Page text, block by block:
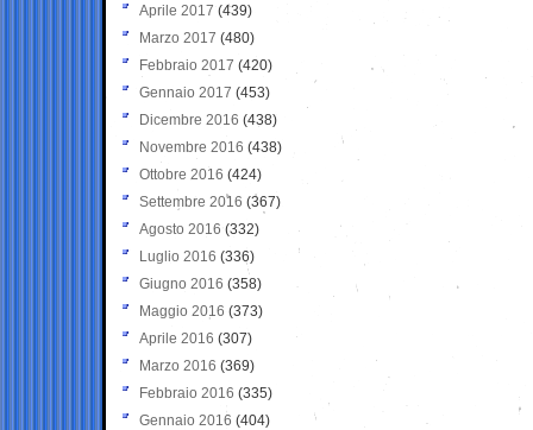
Aprile 2017 (439)
Marzo 2017 (480)
Febbraio 2017 (420)
Gennaio 2017 (453)
Dicembre 2016 (438)
Novembre 2016 (438)
Ottobre 2016 (424)
Settembre 2016 (367)
Agosto 2016 (332)
Luglio 2016 (336)
Giugno 2016 (358)
Maggio 2016 (373)
Aprile 2016 (307)
Marzo 2016 (369)
Febbraio 2016 (335)
Gennaio 2016 (404)